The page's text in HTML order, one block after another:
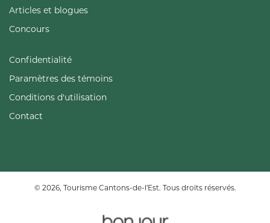
Articles et blogues
Concours
Confidentialité
Paramètres des témoins
Conditions d'utilisation
Contact
© 2026, Tourisme Cantons-de-l'Est. Tous droits réservés.